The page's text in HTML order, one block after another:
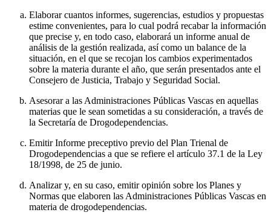
Elaborar cuantos informes, sugerencias, estudios y propuestas
estime convenientes, para lo cual podrá recabar la información
que precise y, en todo caso, elaborará un informe anual de
análisis de la gestión realizada, así como un balance de la
situación, en el que se recojan los cambios experimentados
sobre la materia durante el año, que serán presentados ante el
Consejero de Justicia, Trabajo y Seguridad Social.
Asesorar a las Administraciones Públicas Vascas en aquellas
materias que le sean sometidas a su consideración, a través de
la Secretaría de Drogodependencias.
Emitir Informe preceptivo previo del Plan Trienal de
Drogodependencias a que se refiere el artículo 37.1 de la Ley
18/1998, de 25 de junio.
Analizar y, en su caso, emitir opinión sobre los Planes y
Normas que elaboren las Administraciones Públicas Vascas en
materia de drogodependencias.